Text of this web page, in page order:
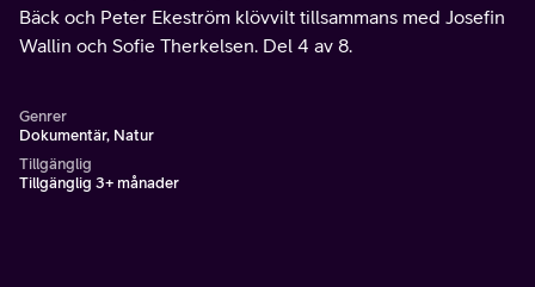
Bäck och Peter Ekeström klövvilt tillsammans med Josefin
Wallin och Sofie Therkelsen. Del 4 av 8.
Genrer
Dokumentär, Natur
Tillgänglig
Tillgänglig 3+ månader